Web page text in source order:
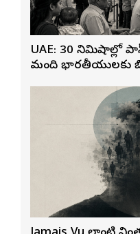
UAE: 30 నిమిషాల్లో
మంది భారతీయులకు